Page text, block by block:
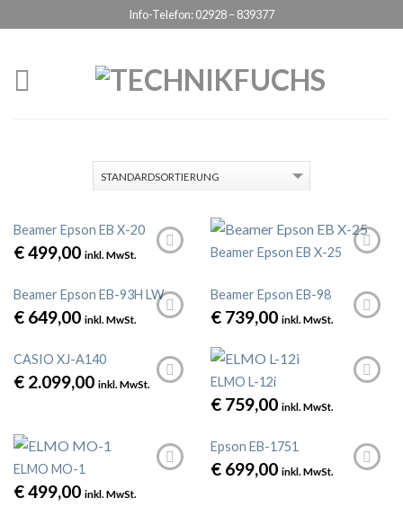
Info-Telefon: 02928 – 839377
Beamer Epson EB X-20
€499,00 inkl. MwSt. Beamer Epson EB X-25
Beamer Epson EB-93H LW
€ 649,00 inkl. MwSt.
Beamer Epson EB-98
€ 739,00 inkl. MwSt.
CASIO XJ-A140
€ 2.099,00 inkl. MwSt. ELMO L-12i
€ 759,00 inkl. MwSt.
ELMO MO-1
€499,00 inkl. MwSt.
Epson EB-1751
€ 699,00 inkl. MwSt.